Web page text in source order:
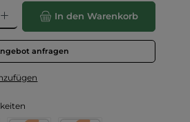
gewünschten Wert ein oder benutze die
In den Warenkorb
anfragen